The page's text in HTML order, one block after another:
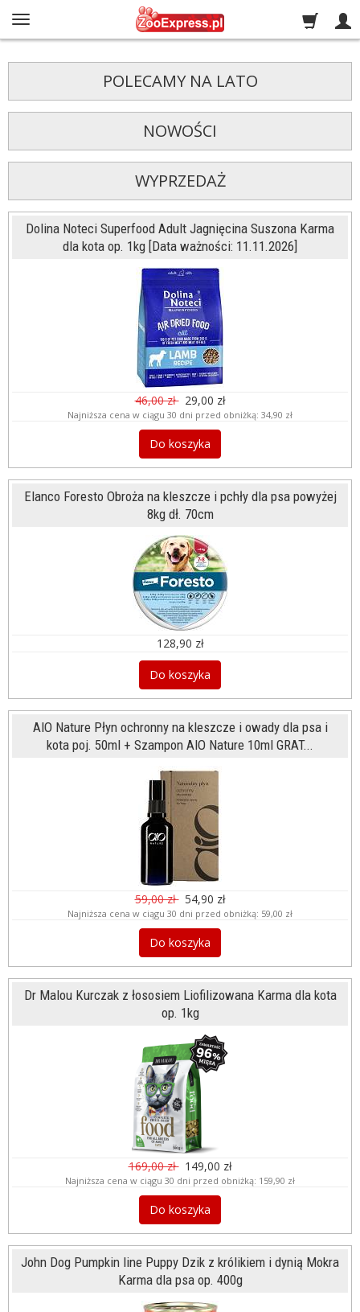
POLECAMY NA LATO
NOWOŚCI
WYPRZEDAŻ
Dolina Noteci Superfood Adult Jagnięcina Suszona Karma
dla kota op. 1kg [Data ważności: 11.11.2026]
46,00 zł 29,00 zł
Najniższa cena w ciągu 30 dni przed obniżką: 34,90 zł
Do koszyka
Elanco Foresto Obroża na kleszcze i pchły dla psa powyżej
8kg dł. 70cm
128,90 zł
Do koszyka
AIO Nature Płyn ochronny na kleszcze i owady dla psa i
kota poj. 50ml + Szampon AIO Nature 10ml GRAT...
59,00 zł 54,90 zł
Najniższa cena w ciągu 30 dni przed obniżką: 59,00 zł
Do koszyka
Dr Malou Kurczak z łososiem Liofilizowana Karma dla kota
op. 1kg
169,00 zł 149,00 zł
Najniższa cena w ciągu 30 dni przed obniżką: 159,90 zł
Do koszyka
John Dog Pumpkin line Puppy Dzik z królikiem i dynią Mokra
Karma dla psa op. 400g